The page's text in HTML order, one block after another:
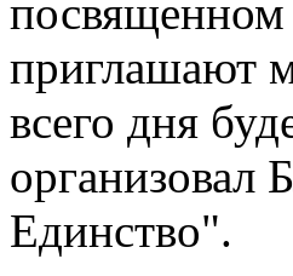
приглашают
всего дня
организовал
Единство".